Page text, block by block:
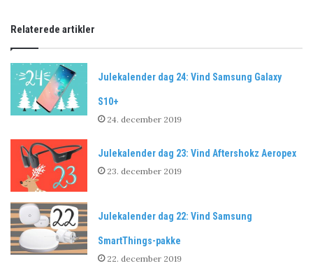
Relaterede artikler
Julekalender dag 24: Vind Samsung Galaxy
S10+
24. december 2019
Julekalender dag 23: Vind Aftershokz Aeropex
23. december 2019
Julekalender dag 22: Vind Samsung
SmartThings-pakke
22. december 2019